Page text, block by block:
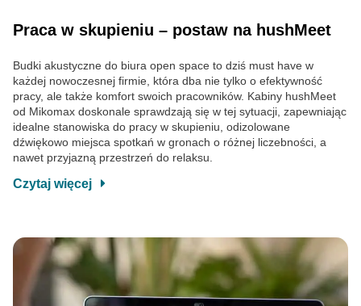
Praca w skupieniu – postaw na hushMeet
Budki akustyczne do biura open space to dziś must have w
każdej nowoczesnej firmie, która dba nie tylko o efektywność
pracy, ale także komfort swoich pracowników. Kabiny hushMeet
od Mikomax doskonale sprawdzają się w tej sytuacji, zapewniając
idealne stanowiska do pracy w skupieniu, odizolowane
dźwiękowo miejsca spotkań w gronach o różnej liczebności, a
nawet przyjazną przestrzeń do relaksu.
Czytaj więcej